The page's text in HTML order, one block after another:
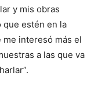
y mis obras
estén en la
interesó más el
a las que va